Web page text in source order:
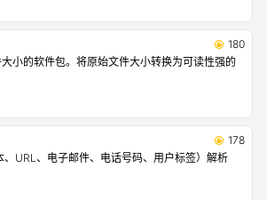
180
小的软件包。将原始文件大小转换为可读性强的
178
URL、电子邮件、电话号码、用户标签）解析